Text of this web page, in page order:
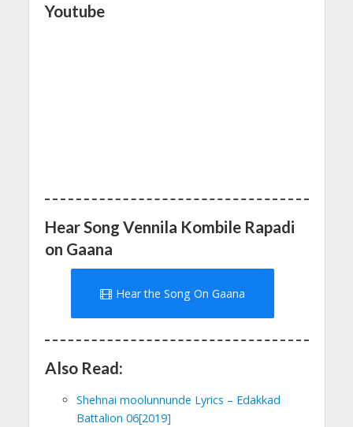
Youtube
Hear Song Vennila Kombile Rapadi
on Gaana
Hear the Song On Gaana
Also Read:
Shehnai moolunnunde Lyrics – Edakkad
Battalion 06[2019]